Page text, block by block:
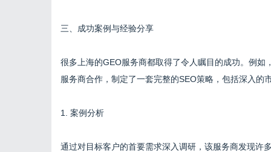
三、成功案例与经验分享
很多上海的GEO服务商都取得了令人瞩目的成功。例
服务商合作，制定了一套完整的SEO策略，包括深入的
1. 案例分析
通过对目标客户的首要需求深入调研，该服务商发现许